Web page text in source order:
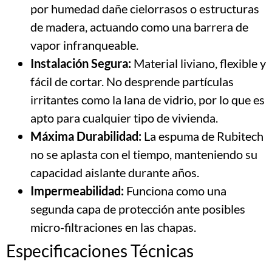
por humedad dañe cielorrasos o estructuras
de madera, actuando como una barrera de
vapor infranqueable.
Instalación Segura: Material liviano, flexible y
fácil de cortar. No desprende partículas
irritantes como la lana de vidrio, por lo que es
apto para cualquier tipo de vivienda.
Máxima Durabilidad: La espuma de Rubitech
no se aplasta con el tiempo, manteniendo su
capacidad aislante durante años.
Impermeabilidad: Funciona como una
segunda capa de protección ante posibles
micro-filtraciones en las chapas.
Especificaciones Técnicas